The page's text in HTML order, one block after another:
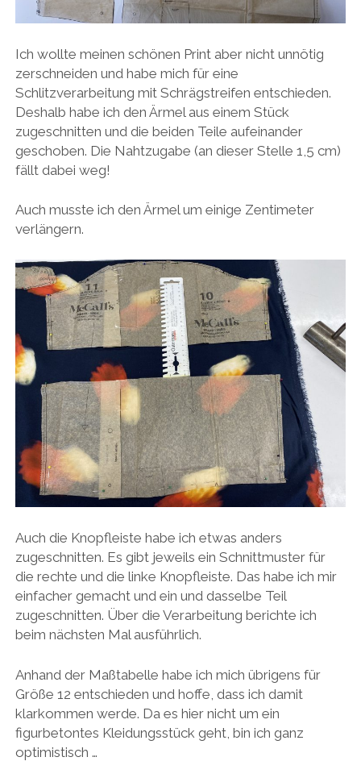
Ich wollte meinen schönen Print aber nicht unnötig
zerschneiden und habe mich für eine
Schlitzverarbeitung mit Schrägstreifen entschieden.
Deshalb habe ich den Ärmel aus einem Stück
zugeschnitten und die beiden Teile aufeinander
geschoben. Die Nahtzugabe (an dieser Stelle 1,5 cm)
fällt dabei weg!
Auch musste ich den Ärmel um einige Zentimeter
verlängern.
Auch die Knopfleiste habe ich etwas anders
zugeschnitten. Es gibt jeweils ein Schnittmuster für
die rechte und die linke Knopfleiste. Das habe ich mir
einfacher gemacht und ein und dasselbe Teil
zugeschnitten. Über die Verarbeitung berichte ich
beim nächsten Mal ausführlich.
Anhand der Maßtabelle habe ich mich übrigens für
Größe 12 entschieden und hoffe, dass ich damit
klarkommen werde. Da es hier nicht um ein
figurbetontes Kleidungsstück geht, bin ich ganz
optimistisch …